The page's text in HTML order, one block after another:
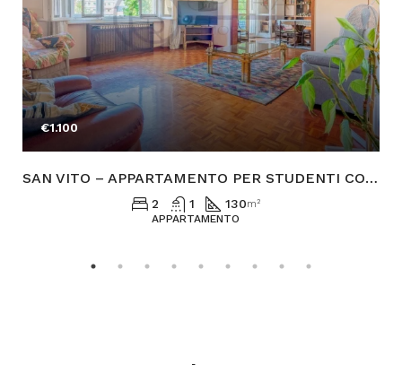
€1.100
SAN VITO – APPARTAMENTO PER STUDENTI CON POSTO AUTO
2 1 130m²
APPARTAMENTO